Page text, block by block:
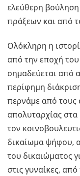
ελεύθερη βούληση
πράξεων και από
Ολόκληρη η
από την εποχή
σημαδεύεται από
περίφημη
περνάμε από τους
απολυταρχίας
τον
δικαίωμα ψήφου,
του δικαιώματος
στις γυναίκες,